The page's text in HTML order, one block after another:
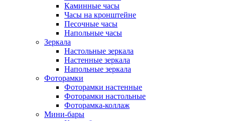
Каминные часы
Часы на кронштейне
Песочные часы
Напольные часы
Зеркала
Настольные зеркала
Настенные зеркала
Напольные зеркала
Фоторамки
Фоторамки настенные
Фоторамки настольные
Фоторамка-коллаж
Мини-бары